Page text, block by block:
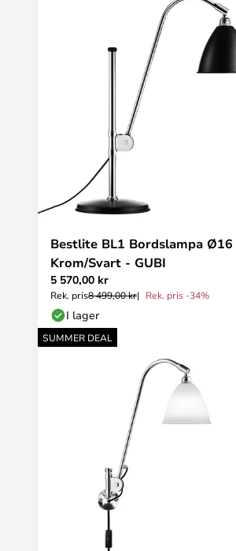
Bestlite BL1 Bordslampa Ø16
Krom/Svart - GUBI
5 570,00 kr
Rek. pris8 499,00 kr Rek. pris -34%
I lager
SUMMER DEAL